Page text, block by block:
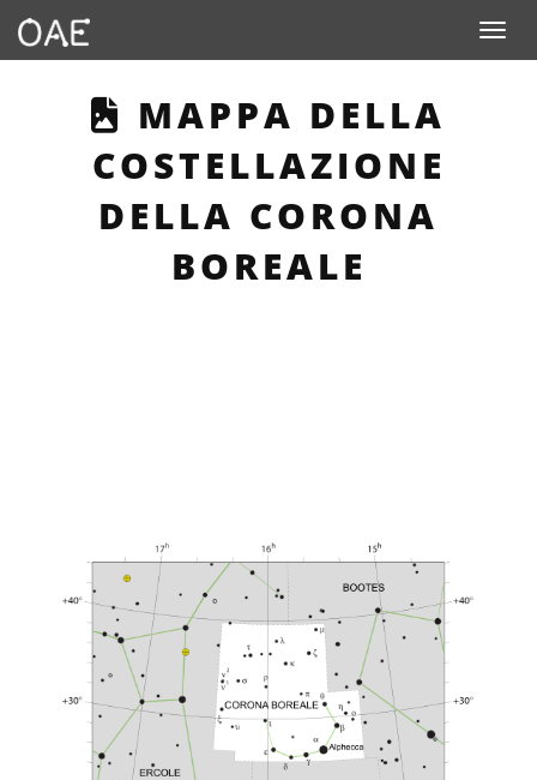
Toggle
THIS PAGE
MAPPA DELLA
COSTELLAZIONE
DELLA CORONA
BOREALE